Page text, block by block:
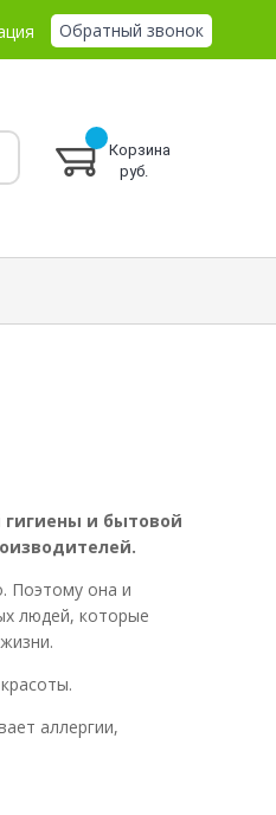
Обратный звонок
Корзина
руб.
и бытовой
Поэтому она и
людей, которые
аллергии,